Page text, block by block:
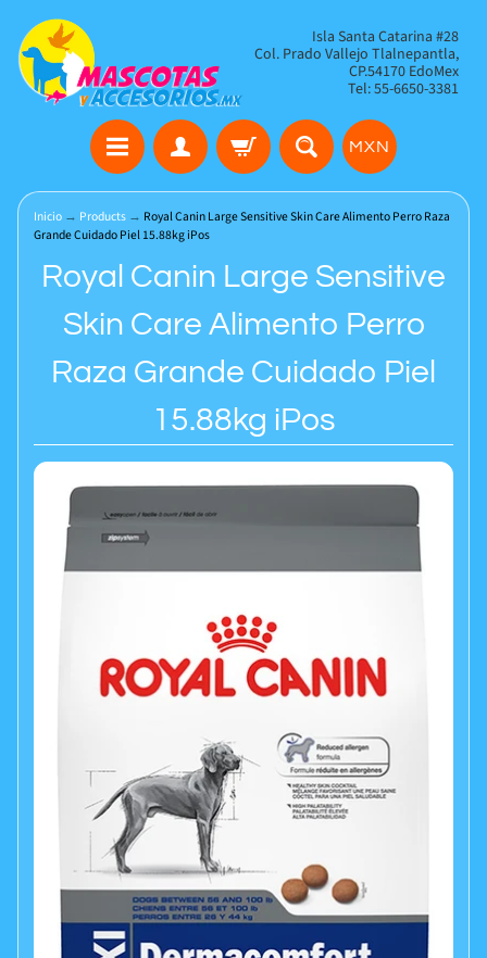
Isla Santa Catarina #28
Col. Prado Vallejo Tlalnepantla,
CP.54170 EdoMex
Tel: 55-6650-3381
MXN
Inicio → Products → Royal Canin Large Sensitive Skin Care Alimento Perro Raza
Grande Cuidado Piel 15.88kg iPos
Royal Canin Large Sensitive
Skin Care Alimento Perro
Raza Grande Cuidado Piel
15.88kg iPos